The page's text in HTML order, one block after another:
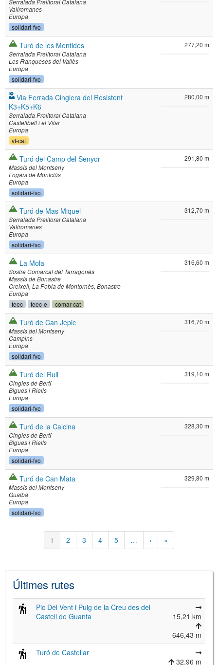
Serralada Prelitoral Catalana
Vallromanes
Europa
solidari-fvo
Turó de les Mentides
Serralada Prelitoral Catalana
Les Franqueses del Vallès
Europa
solidari-fvo
277,20 m
Via Ferrada Cinglera del Resistent
K3+K5+K6
Serralada Prelitoral Catalana
Castellbell i el Vilar
Europa
vf-cat
280,00 m
Turó del Camp del Senyor
Massís del Montseny
Fogars de Montclús
Europa
solidari-fvo
291,80 m
Turó de Mas Miquel
Serralada Prelitoral Catalana
Vallromanes
Europa
solidari-fvo
312,70 m
La Mola
Sostre Comarcal del Tarragonès
Massís de Bonastre
Creixell La Pobla de Montornès Bonastre
Europa
feec feec-e comar-cat
316,60 m
Turó de Can Jepic
Massís del Montseny
Campins
Europa
solidari-fvo
316,70 m
Turó del Rull
Cingles de Bertí
Bigues i Riells
Europa
solidari-fvo
319,10 m
Turó de la Calcina
Cingles de Bertí
Bigues i Riells
Europa
solidari-fvo
328,30 m
Turó de Can Mata
Massís del Montseny
Gualba
Europa
solidari-fvo
329,80 m
Pàgina
actual
1 Pàgina
2 Pàgina
3 Pàgina
4 Pàgina
5 …
Pàgina
següent
›
Última
pàgina
»
Últimes rutes
Pic Del Vent i Puig de la Creu des del
Castell de Guanta
15,21 km
646,43 m
Turó de Castellar
32,96 m